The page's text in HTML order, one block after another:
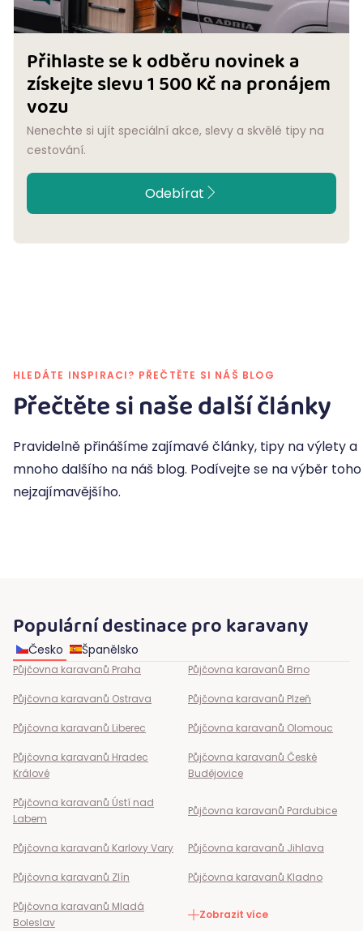
Přihlaste se k odběru novinek a
získejte slevu 1 500 Kč na pronájem
vozu
Nenechte si ujít speciální akce, slevy a skvělé tipy na
cestování.
Odebírat
HLEDÁTE INSPIRACI? PŘEČTĚTE SI NÁŠ BLOG
Přečtěte si naše další články
Pravidelně přinášíme zajímavé články, tipy na výlety a
mnoho dalšího na náš blog. Podívejte se na výběr toho
nejzajímavějšího.
Populární destinace pro karavany
Česko Španělsko
Půjčovna karavanů Praha Půjčovna karavanů Brno
Půjčovna karavanů Ostrava Půjčovna karavanů Plzeň
Půjčovna karavanů Liberec Půjčovna karavanů Olomouc
Půjčovna karavanů Hradec
Králové
Půjčovna karavanů České
Budějovice
Půjčovna karavanů Ústí nad
Labem
Půjčovna karavanů Pardubice
Půjčovna karavanů Karlovy Vary Půjčovna karavanů Jihlava
Půjčovna karavanů Zlín Půjčovna karavanů Kladno
Půjčovna karavanů Mladá
Boleslav
Zobrazit více